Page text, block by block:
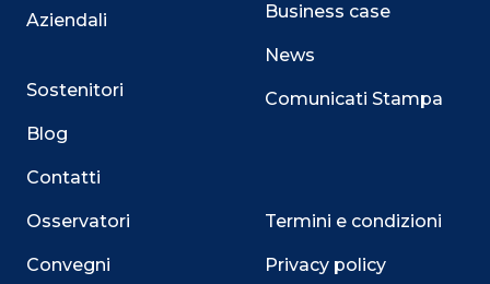
Aziendali
Sostenitori
Blog
Contatti
Osservatori
Convegni
Business case
News
Comunicati Stampa
Termini e condizioni
Privacy policy